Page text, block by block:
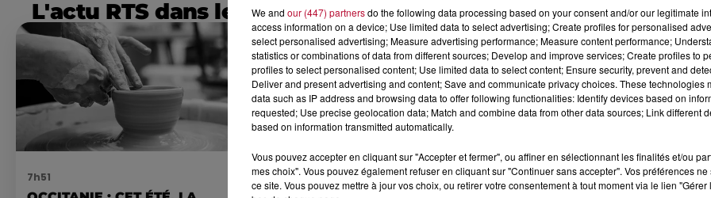
L'actu RTS dans le Sud Voir plus
7h51 7 août 2026 7 août 2026
We and our (447) partnersdo the following data processing based on your consent and/or our legitimate
access information on a device; Use limited data to select advertising; Create profiles for personalised
select personalised advertising; Measure advertising performance; Measure content performance;
statistics or combinations of data from different sources; Develop and improve services; Create profiles to
profiles to select personalised content; Use limited data to select content; Ensure security, prevent and
Deliver and present advertising and content; Save and communicate privacy choices. These technologies
data such as IP address and browsing data to offer following functionalities: Identify devices based on
requested; Use precise geolocation data; Match and combine data from other data sources; Link different
based on information transmitted automatically.
Vous pouvez accepter en cliquant sur "Accepter et fermer", ou affiner en sélectionnant les finalités et/ou
mes choix". Vous pouvez également refuser en cliquant sur "Continuer sans accepter". Vos préférences
ce site. Vous pouvez mettre à jour vos choix, ou retirer votre consentement à tout moment via le lien